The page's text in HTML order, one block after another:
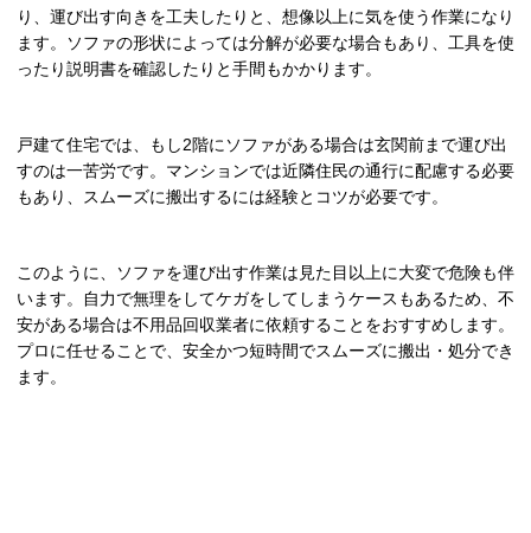
り、運び出す向きを工夫したりと、想像以上に気を使う作業になり
ます。ソファの形状によっては分解が必要な場合もあり、工具を使
ったり説明書を確認したりと手間もかかります。
戸建て住宅では、もし2階にソファがある場合は玄関前まで運び出
すのは一苦労です。マンションでは近隣住民の通行に配慮する必要
もあり、スムーズに搬出するには経験とコツが必要です。
このように、ソファを運び出す作業は見た目以上に大変で危険も伴
います。自力で無理をしてケガをしてしまうケースもあるため、不
安がある場合は不用品回収業者に依頼することをおすすめします。
プロに任せることで、安全かつ短時間でスムーズに搬出・処分でき
ます。